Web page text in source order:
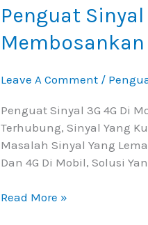
Penguat
Membosankan
Leave A Comment /
Penguat Sinyal 3G 4G Di
Terhubung, Sinyal Yang
Masalah Sinyal Yang
Dan 4G Di Mobil, Solusi
3G
4G
Di
Mengatasi
Sinyal
Yang
Membosankan
Read More »